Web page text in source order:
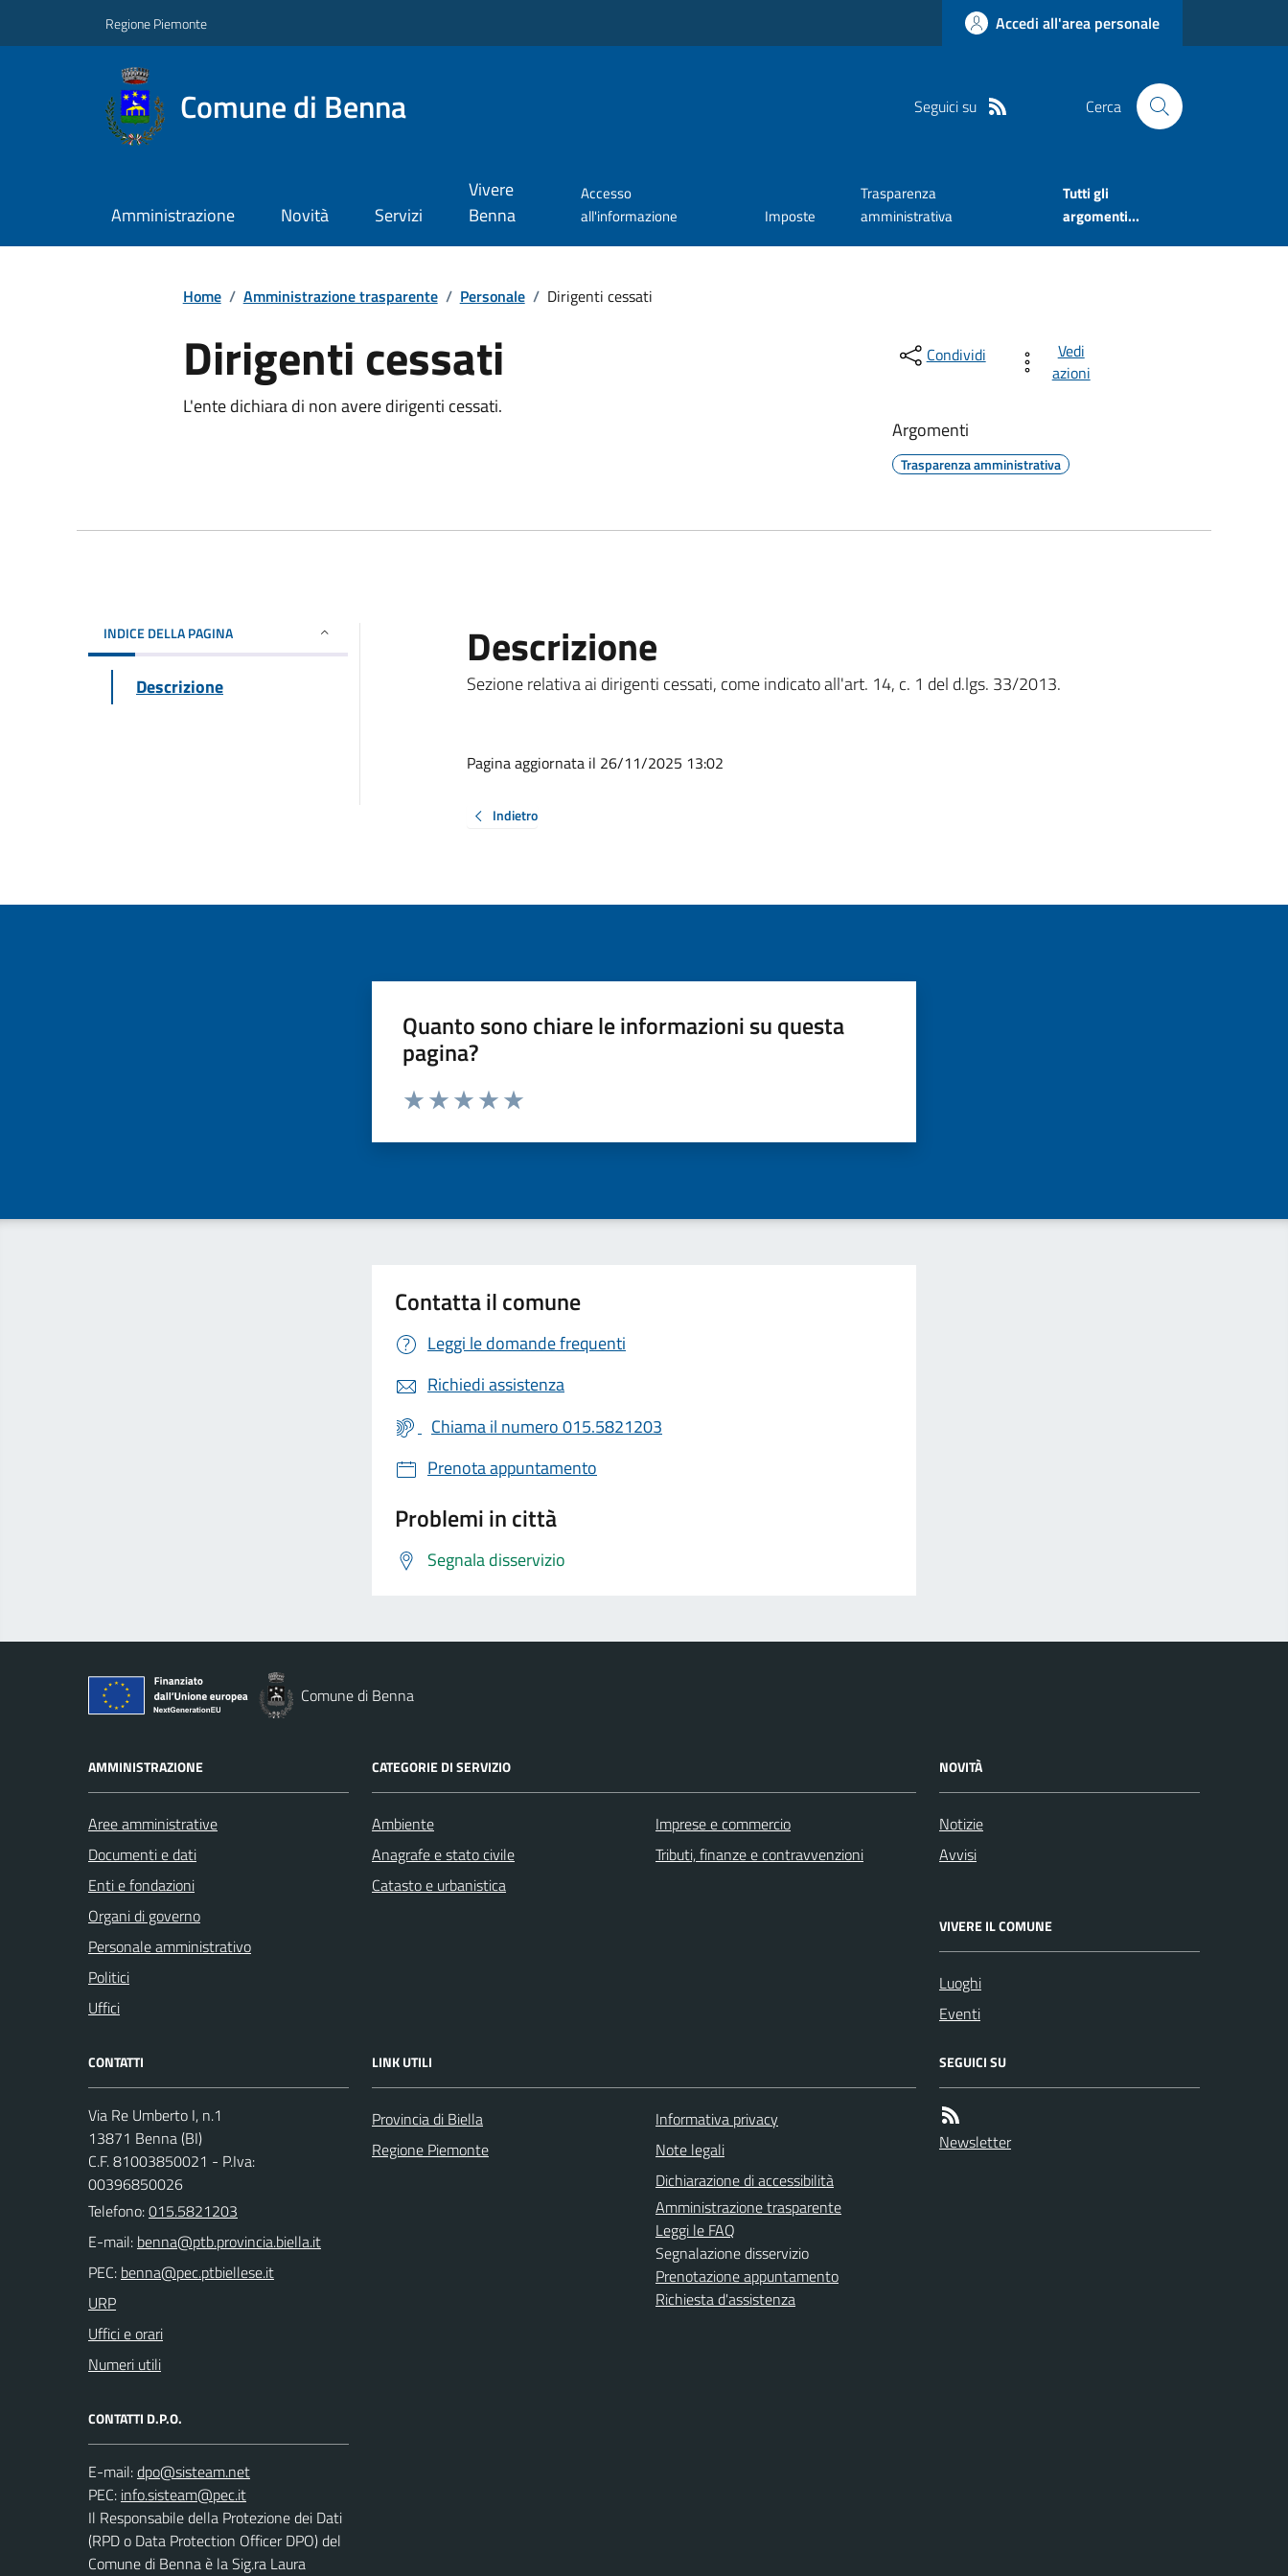
Regione Piemonte Accedi all'area personale
Comune di Benna Seguici su Cerca
Amministrazione Novità Servizi
Vivere
Benna
Accesso
all'informazione
Imposte
Trasparenza
amministrativa
Tutti gli
argomenti...
Home / Amministrazione trasparente / Personale / Dirigenti cessati
Dirigenti cessati
L'ente dichiara di non avere dirigenti cessati.
Condividi
Vedi
azioni
Argomenti
Trasparenza amministrativa
INDICE DELLA PAGINA
Descrizione
Descrizione
Sezione relativa ai dirigenti cessati, come indicato all'art. 14, c. 1 del d.lgs. 33/2013.
Pagina aggiornata il 26/11/2025 13:02
Indietro
Quanto sono chiare le informazioni su questa
pagina?
Valuta da 1 a 5 stelle la pagina
Contatta il comune
Leggi le domande frequenti
Richiedi assistenza
Chiama il numero 015.5821203
Prenota appuntamento
Problemi in città
Segnala disservizio
Comune di Benna
AMMINISTRAZIONE
Aree amministrative
Documenti e dati
Enti e fondazioni
Organi di governo
Personale amministrativo
Politici
Uffici
CATEGORIE DI SERVIZIO
Ambiente
Anagrafe e stato civile
Catasto e urbanistica
Imprese e commercio
Tributi, finanze e contravvenzioni
NOVITÀ
Notizie
Avvisi
VIVERE IL COMUNE
Luoghi
Eventi
CONTATTI
Via Re Umberto I, n.1
13871 Benna (BI)
C.F. 81003850021 - P.Iva:
00396850026
Telefono:015.5821203
E-mail:
PEC:
URP
Uffici e orari
Numeri utili
CONTATTI D.P.O.
E-mail:
PEC:
Il Responsabile della Protezione dei Dati
(RPD o Data Protection Officer DPO) del
Comune di Benna è la Sig.ra Laura
LINK UTILI
Provincia di Biella
Regione Piemonte
Informativa privacy
Note legali
Dichiarazione di accessibilità
Amministrazione trasparente
Leggi le FAQ
Segnalazione disservizio
Prenotazione appuntamento
Richiesta d'assistenza
SEGUICI SU
Newsletter